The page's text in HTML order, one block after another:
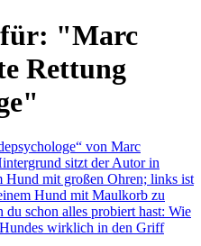
für: "Marc
Rettung